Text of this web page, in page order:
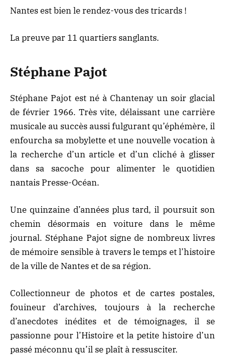
Nantes est bien le rendez-vous des tricards !
La preuve par 11 quartiers sanglants.
Stéphane Pajot
Stéphane Pajot est né à Chantenay un soir glacial
de février 1966. Très vite, délaissant une carrière
musicale au succès aussi fulgurant qu’éphémère, il
enfourcha sa mobylette et une nouvelle vocation à
la recherche d’un article et d’un cliché à glisser
dans sa sacoche pour alimenter le quotidien
nantais Presse-Océan.
Une quinzaine d’années plus tard, il poursuit son
chemin désormais en voiture dans le même
journal. Stéphane Pajot signe de nombreux livres
de mémoire sensible à travers le temps et l’histoire
de la ville de Nantes et de sa région.
Collectionneur de photos et de cartes postales,
fouineur d’archives, toujours à la recherche
d’anecdotes inédites et de témoignages, il se
passionne pour l’Histoire et la petite histoire d’un
passé méconnu qu’il se plaît à ressusciter.